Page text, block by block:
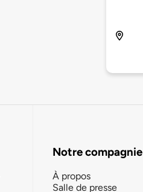
Notre compagnie
À propos
Salle de presse